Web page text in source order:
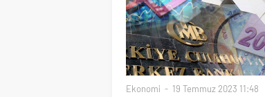
Ekonomi 19 Temmuz 2023 11:48